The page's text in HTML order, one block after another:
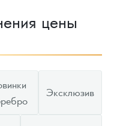
цены
Эксклюзив